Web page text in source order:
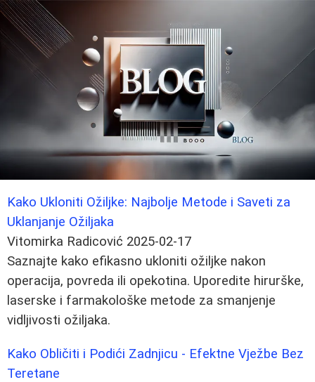
Kako Ukloniti Ožiljke: Najbolje Metode i Saveti za
Uklanjanje Ožiljaka
Vitomirka Radicović 2025-02-17
Saznajte kako efikasno ukloniti ožiljke nakon
operacija, povreda ili opekotina. Uporedite hirurške,
laserske i farmakološke metode za smanjenje
vidljivosti ožiljaka.
Kako Obličiti i Podići Zadnjicu - Efektne Vježbe Bez
Teretane